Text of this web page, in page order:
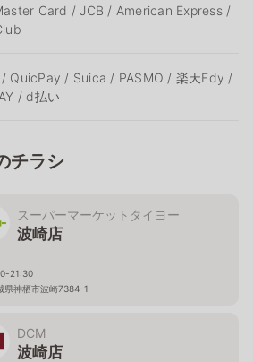
Card / JCB / American Express /
QuicPay / Suica / PASMO / 楽天Edy /
/ d払い
チラシ
スーパーマーケットタイヨー
波崎店
21:30
県神栖市波崎7384-1
DCM
波崎店